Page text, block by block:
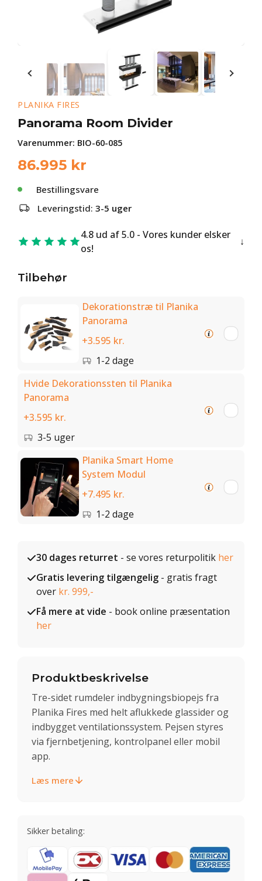
PLANIKA FIRES
Panorama Room Divider
Varenummer: BIO-60-085
86.995 kr
Bestillingsvare
Leveringstid: 3-5 uger
4.8 ud af 5.0 - Vores kunder elsker
os!
Tilbehør
Dekorationstræ til Planika
Panorama
+3.595 kr.
1-2 dage
Hvide Dekorationssten til Planika
Panorama
+3.595 kr.
3-5 uger
Planika Smart Home
System Modul
+7.495 kr.
1-2 dage
30 dages returret - se vores returpolitik her
Gratis levering tilgængelig - gratis fragt
over kr. 999,-
Få mere at vide - book online præsentation
her
Produktbeskrivelse
Tre-sidet rumdeler indbygningsbiopejs fra
Planika Fires med helt aflukkede glassider og
indbygget ventilationssystem. Pejsen styres
via fjernbetjening, kontrolpanel eller mobil
app.
Læs mere
Sikker betaling: